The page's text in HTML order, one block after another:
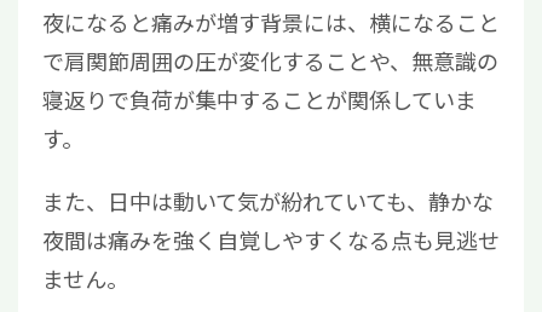
夜になると痛みが増す背景には、横になること
で肩関節周囲の圧が変化することや、無意識の
寝返りで負荷が集中することが関係していま
す。
また、日中は動いて気が紛れていても、静かな
夜間は痛みを強く自覚しやすくなる点も見逃せ
ません。